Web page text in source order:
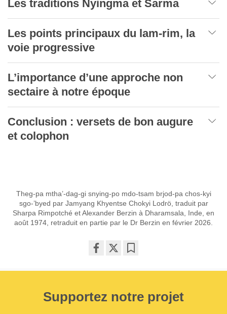
Les traditions Nyingma et Sarma
Les points principaux du lam-rim, la
voie progressive
L’importance d’une approche non
sectaire à notre époque
Conclusion : versets de bon augure
et colophon
Theg-pa mtha’-dag-gi snying-po mdo-tsam brjod-pa chos-kyi
sgo-’byed par Jamyang Khyentse Chokyi Lodrö, traduit par
Sharpa Rimpotché et Alexander Berzin à Dharamsala, Inde, en
août 1974, retraduit en partie par le Dr Berzin en février 2026.
on
Supportez notre projet